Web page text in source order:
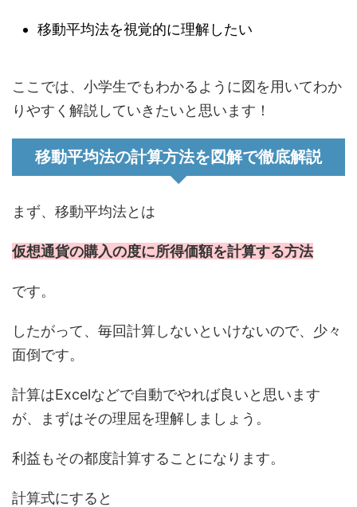
移動平均法を視覚的に理解したい
ここでは、小学生でもわかるように図を用いてわか
りやすく解説していきたいと思います！
移動平均法の計算方法を図解で徹底解説
まず、移動平均法とは
仮想通貨の購入の度に所得価額を計算する方法
です。
したがって、毎回計算しないといけないので、少々
面倒です。
計算はExcelなどで自動でやれば良いと思います
が、まずはその理屈を理解しましょう。
利益もその都度計算することになります。
計算式にすると